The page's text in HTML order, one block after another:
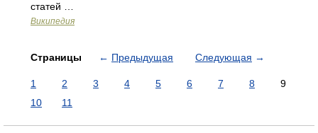
статей …
Википедия
Страницы ← Предыдущая Следующая →
1 2 3 4 5 6 7 8
9
10
11